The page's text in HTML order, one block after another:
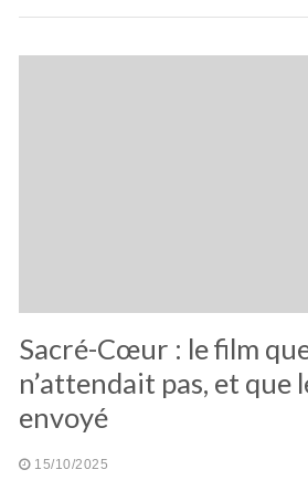
Sacré-Cœur : le film
n’attendait pas, et que
envoyé
15/10/2025